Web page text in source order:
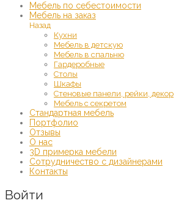
Мебель по себестоимости
Мебель на заказ
Назад
Кухни
Мебель в детскую
Мебель в спальню
Гардеробные
Столы
Шкафы
Стеновые панели, рейки, декор
Мебель с секретом
Стандартная мебель
Портфолио
Отзывы
О нас
3D примерка мебели
Сотрудничество с дизайнерами
Контакты
Войти